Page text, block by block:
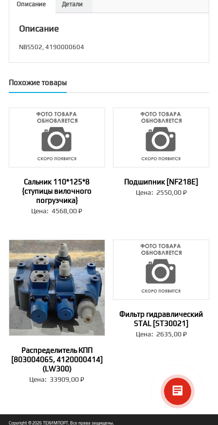
Описание Детали
Описание
NBS502, 4190000604
Похожие товары
Сальник 110*125*8
{ступицы вилочного
погрузчика}
Цена: 4568,00₽
Подшипник [NF218E]
Цена: 2550,00₽
Распределитель КПП
[803004065, 4120000414]
(LW300)
Цена: 33909,00₽
Фильтр гидравлический
STAL [ST30021]
Цена: 2635,00₽
Copyright © 2026 ТЕХИМПОРТ. Все права защищены.